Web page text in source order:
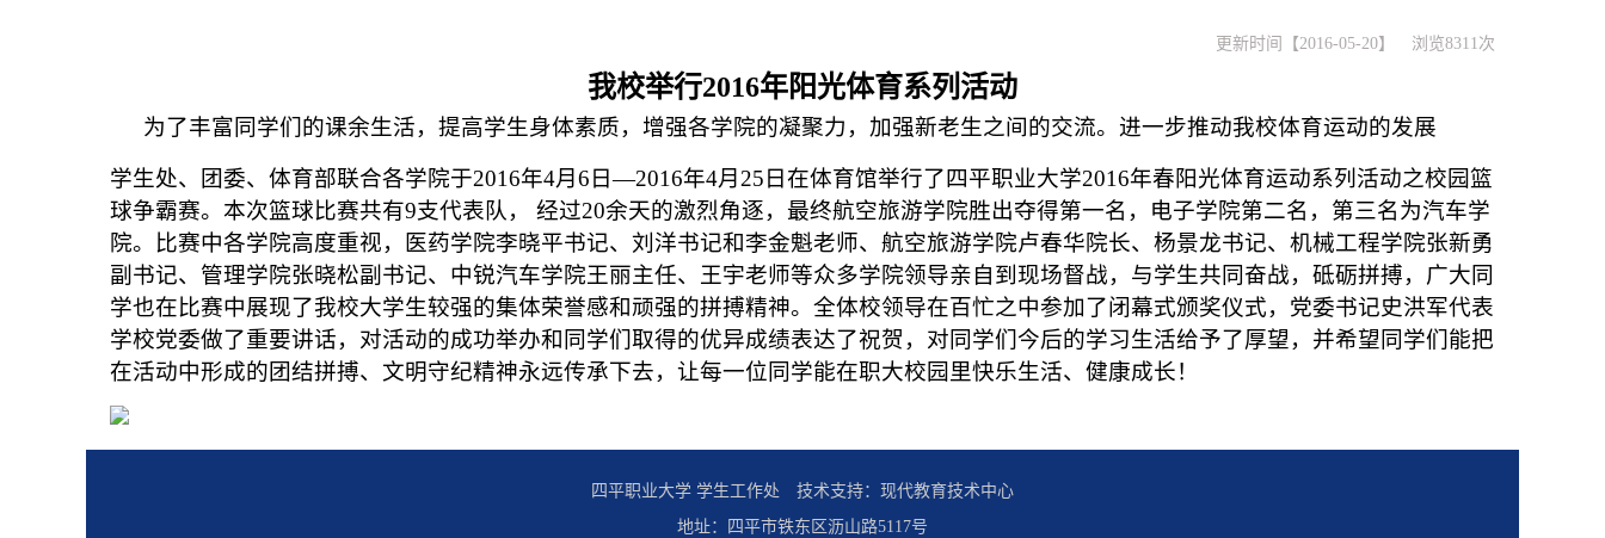
更新时间【2016-05-20】 浏览8311次
我校举行2016年阳光体育系列活动
为了丰富同学们的课余生活，提高学生身体素质，增强各学院的凝聚力，加强新老生之间的交流。进一步推动我校体育运动的发展
学生处、团委、体育部联合各学院于2016年4月 6 日—2016年4月 25 日在体育馆举行了四平职业大学2016年春阳光体育运动系列活动之校园篮
球争霸赛。本次篮球比赛共有9支代表队， 经过20余天的激烈角逐，最终航空旅游学院胜出夺得第一名，电子学院第二名，第三名为汽车学
院。比赛中各学院高度重视，
医药学院李晓平书记、刘洋书记和李金魁老师、航空旅游学院卢春华院长、杨景龙书记、机械工程学院张新勇
副书记、管理学院张晓松副书记、中锐汽车学院王丽主任、王宇老师等众多学院领导亲自到现场督战，与学生共同奋战，砥砺拼搏， 广大同
学也在比赛中展现了我校大学生较强的集体荣誉感和顽强的拼搏精神。全体校领导在百忙之中参加了闭幕式颁奖仪式，党委书记史洪军代表
学校党委做了重要讲话，对活动的成功举办和同学们取得的优异成绩表达了祝贺，对同学们今后的学习生活给予了厚望，并希望同学们能把
在活动中形成的团结拼搏、文明守纪精神永远传承下去，让每一位同学能在职大校园里快乐生活、健康成长！
四平职业大学 学生工作处 技术支持：现代教育技术中心
地址：四平市铁东区沥山路5117号